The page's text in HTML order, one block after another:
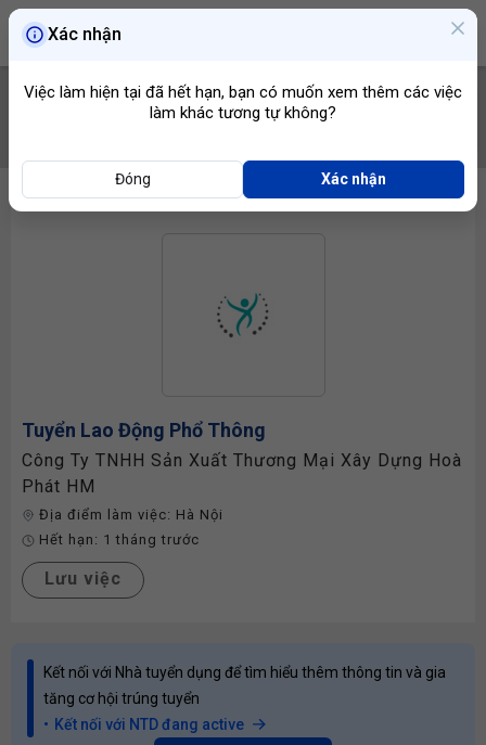
Tuyển Lao Động Phổ Thông
Công Ty TNHH Sản Xuất Thương Mại Xây Dựng Hoà
Phát HM
Địa điểm làm việc: Hà Nội
Hết hạn: 1 tháng trước
Lưu việc
Kết nối với Nhà tuyển dụng để tìm hiểu thêm thông tin và gia
tăng cơ hội trúng tuyển
Kết nối với NTD đang active
Xác nhận
Việc làm hiện tại đã hết hạn, bạn có muốn xem thêm các việc
làm khác tương tự không?
Đóng Xác nhận